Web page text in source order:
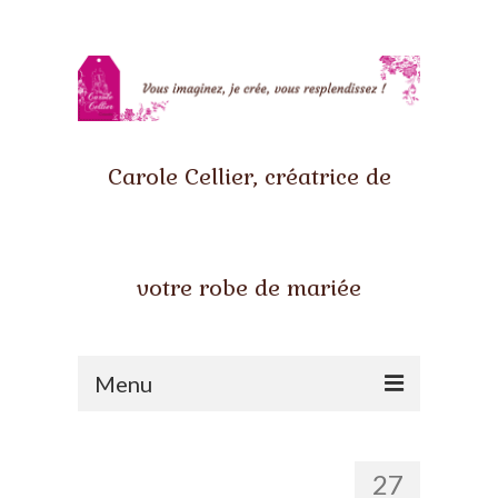
Carole Cellier, créatrice de
votre robe de mariée
Menu
27